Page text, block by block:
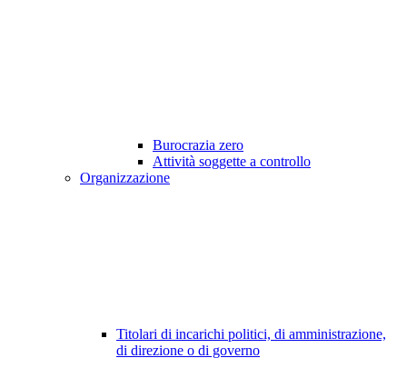
Burocrazia zero
Attività soggette a controllo
Organizzazione
Titolari di incarichi politici, di amministrazione,
di direzione o di governo